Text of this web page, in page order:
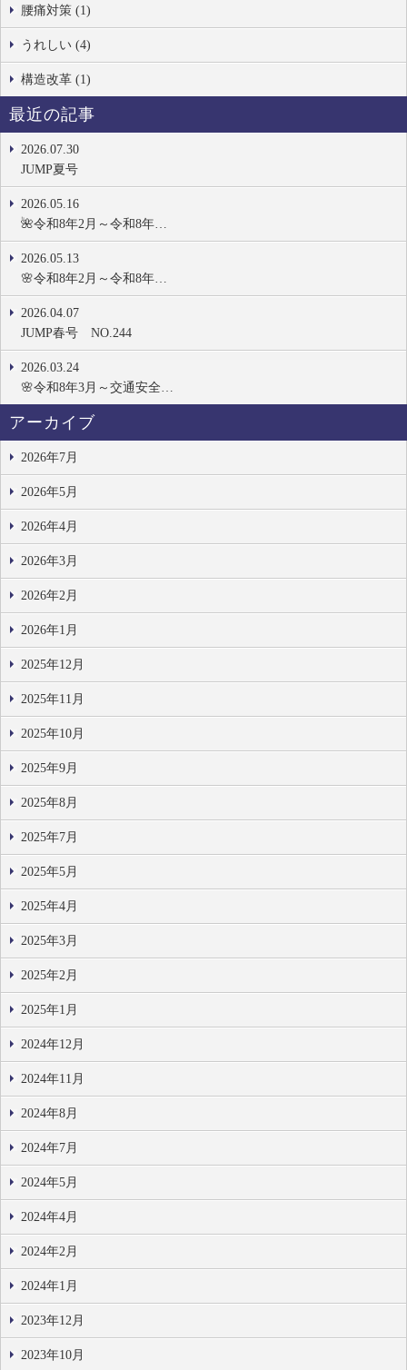
腰痛対策 (1)
うれしい (4)
構造改革 (1)
最近の記事
2026.07.30
JUMP夏号
2026.05.16
🌺令和8年2月～令和8年…
2026.05.13
🌸令和8年2月～令和8年…
2026.04.07
JUMP春号 NO.244
2026.03.24
🌸令和8年3月～交通安全…
アーカイブ
2026年7月
2026年5月
2026年4月
2026年3月
2026年2月
2026年1月
2025年12月
2025年11月
2025年10月
2025年9月
2025年8月
2025年7月
2025年5月
2025年4月
2025年3月
2025年2月
2025年1月
2024年12月
2024年11月
2024年8月
2024年7月
2024年5月
2024年4月
2024年2月
2024年1月
2023年12月
2023年10月